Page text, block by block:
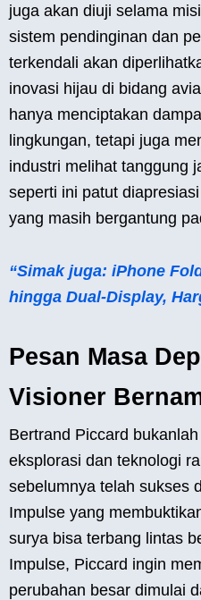
juga akan diuji selama
sistem pendinginan dan
terkendali akan
inovasi hijau di bidang
hanya menciptakan
lingkungan, tetapi juga
industri melihat tanggung
seperti ini patut
yang masih bergantung
“Simak juga: iPhone
hingga Dual-Display,
Pesan Masa
Visioner
Bertrand Piccard
eksplorasi dan teknologi
sebelumnya telah sukses
Impulse yang
surya bisa terbang lintas
Impulse, Piccard ingin
perubahan besar dimulai